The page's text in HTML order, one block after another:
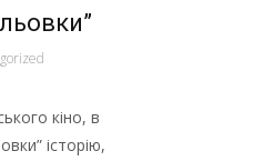
кіно, в
історію,